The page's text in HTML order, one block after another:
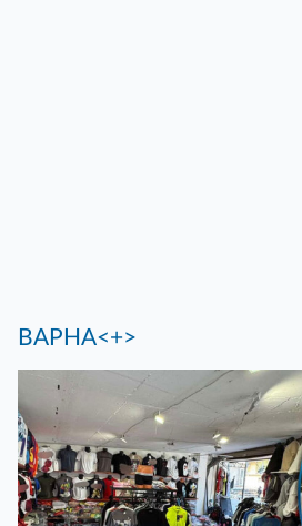
ВАРНА<+>